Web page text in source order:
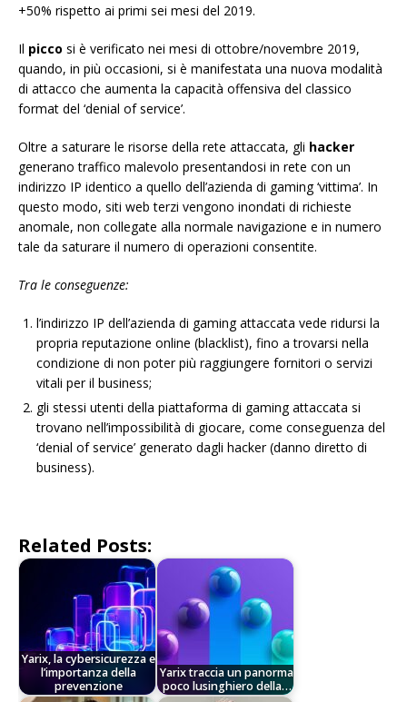
+50% rispetto ai primi sei mesi del 2019.
Il picco si è verificato nei mesi di ottobre/novembre 2019,
quando, in più occasioni, si è manifestata una nuova modalità
di attacco che aumenta la capacità offensiva del classico
format del ‘denial of service’.
Oltre a saturare le risorse della rete attaccata, gli hacker
generano traffico malevolo presentandosi in rete con un
indirizzo IP identico a quello dell’azienda di gaming ‘vittima’. In
questo modo, siti web terzi vengono inondati di richieste
anomale, non collegate alla normale navigazione e in numero
tale da saturare il numero di operazioni consentite.
Tra le conseguenze:
l’indirizzo IP dell’azienda di gaming attaccata vede ridursi la
propria reputazione online (blacklist), fino a trovarsi nella
condizione di non poter più raggiungere fornitori o servizi
vitali per il business;
gli stessi utenti della piattaforma di gaming attaccata si
trovano nell’impossibilità di giocare, come conseguenza del
‘denial of service’ generato dagli hacker (danno diretto di
business).
Related Posts:
Yarix, la cybersicurezza e
l’importanza della
prevenzione
Yarix traccia un panorma
poco lusinghiero della…